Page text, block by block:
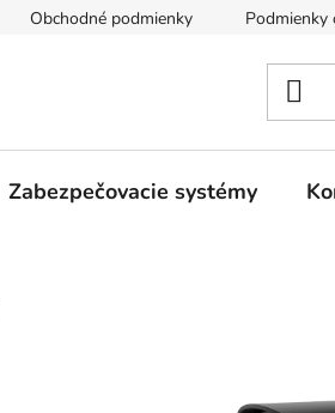
Obchodné podmienky Podmienky
Zabezpečovacie systémy